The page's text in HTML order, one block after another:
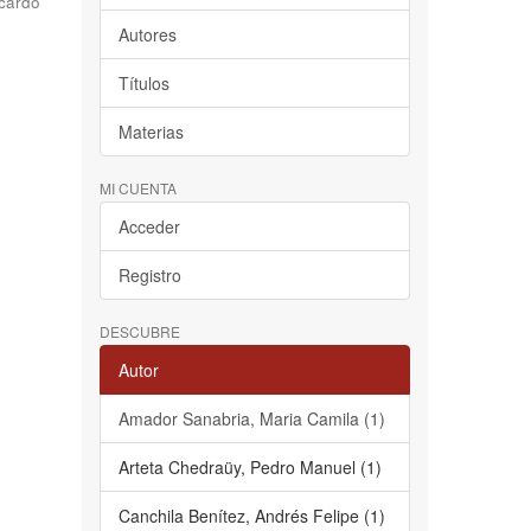
Autores
Títulos
Materias
MI CUENTA
Acceder
Registro
DESCUBRE
Autor
Amador Sanabria, Maria Camila (1)
Arteta Chedraüy, Pedro Manuel (1)
Canchila Benítez, Andrés Felipe (1)